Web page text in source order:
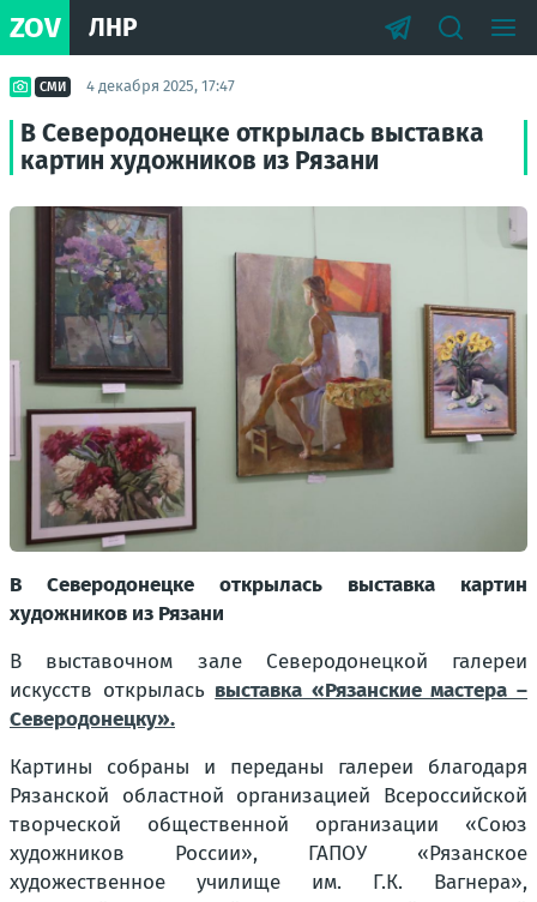
ZOV ЛНР
СМИ 4 декабря 2025, 17:47
В Северодонецке открылась выставка
картин художников из Рязани
В Северодонецке открылась выставка картин
художников из Рязани
В выставочном зале Северодонецкой галереи
искусств открылась выставка «Рязанские мастера –
Северодонецку».
Картины собраны и переданы галереи благодаря
Рязанской областной организацией Всероссийской
творческой общественной организации «Союз
художников России», ГАПОУ «Рязанское
художественное училище им. Г.К. Вагнера»,